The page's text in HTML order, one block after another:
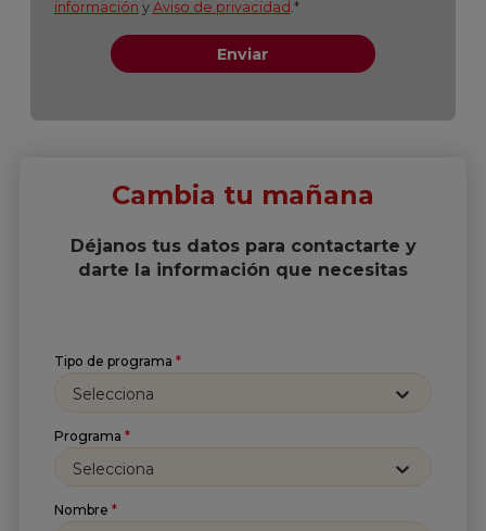
Cambia tu mañana
Déjanos tus datos para contactarte y
darte la información que necesitas
Tipo de programa *
Selecciona
Programa *
Selecciona
Nombre *